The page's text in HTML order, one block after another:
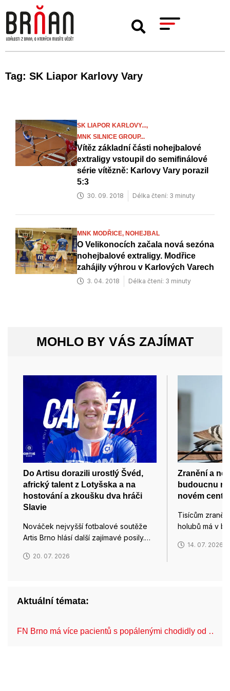
Tag: SK Liapor Karlovy Vary
SK LIAPOR KARLOVY...,
MNK SILNICE GROUP...
Vítěz základní části nohejbalové
extraligy vstoupil do semifinálové
série vítězně: Karlovy Vary porazil
5:3
30. 09. 2018 Délka čtení: 3 minuty
MNK MODŘICE, NOHEJBAL
O Velikonocích začala nová sezóna
nohejbalové extraligy. Modřice
zahájily výhrou v Karlových Varech
3. 04. 2018 Délka čtení: 3 minuty
MOHLO BY VÁS ZAJÍMAT
Do Artisu dorazili urostlý Švéd,
africký talent z Lotyšska a na
hostování a zkoušku dva hráči
Slavie
Nováček nejvyšší fotbalové soutěže
Artis Brno hlásí další zajímavé posily.…
20. 07. 2026
Zranění a
budoucnu
novém
Tisícům
holubů má v
14. 07. 2026
Aktuální témata:
FN Brno má více pacientů s popálenými chodidly od …